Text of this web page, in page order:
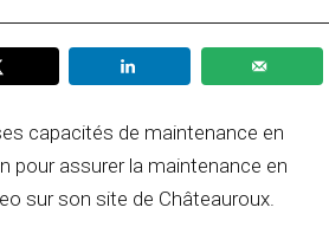
capacités de maintenance en
pour assurer la maintenance en
sur son site de Châteauroux.